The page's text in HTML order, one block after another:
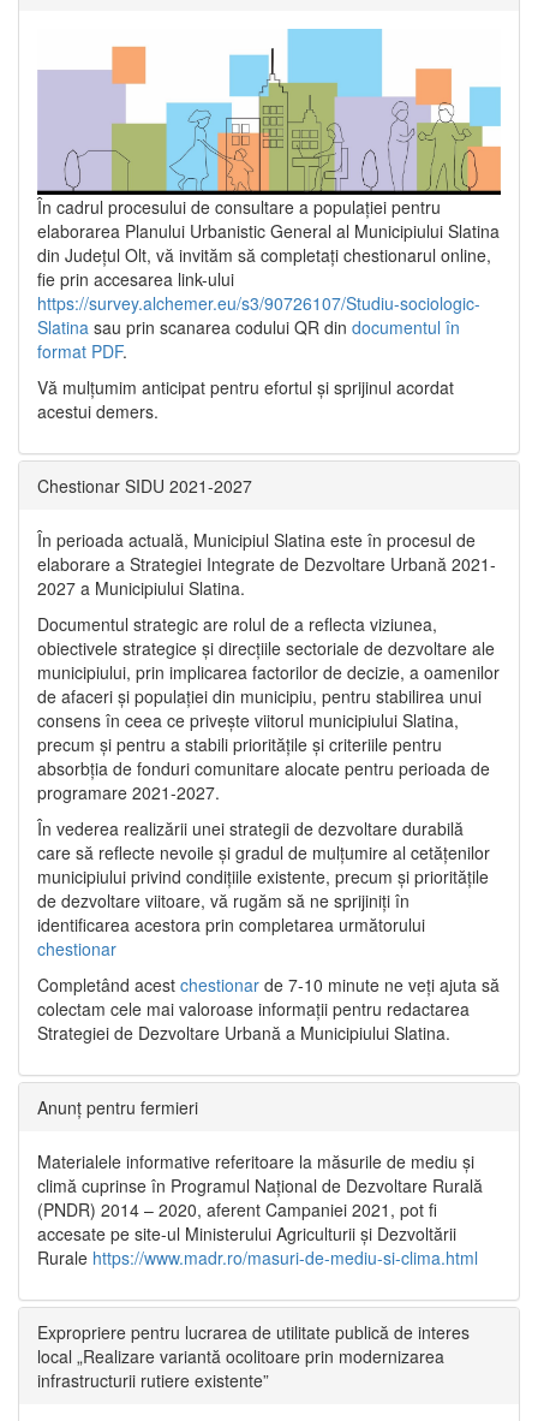
În cadrul procesului de consultare a populaţiei pentru
elaborarea Planului Urbanistic General al Municipiului Slatina
din Județul Olt, vă invităm să completați chestionarul online,
fie prin accesarea link-ului
https://survey.alchemer.eu/s3/90726107/Studiu-sociologic-
Slatina sau prin scanarea codului QR din documentul în
format PDF.
Vă mulţumim anticipat pentru efortul şi sprijinul acordat
acestui demers.
Chestionar SIDU 2021-2027
În perioada actuală, Municipiul Slatina este în procesul de
elaborare a Strategiei Integrate de Dezvoltare Urbană 2021‐
2027 a Municipiului Slatina.
Documentul strategic are rolul de a reflecta viziunea,
obiectivele strategice și direcțiile sectoriale de dezvoltare ale
municipiului, prin implicarea factorilor de decizie, a oamenilor
de afaceri și populației din municipiu, pentru stabilirea unui
consens în ceea ce privește viitorul municipiului Slatina,
precum și pentru a stabili prioritățile și criteriile pentru
absorbția de fonduri comunitare alocate pentru perioada de
programare 2021-2027.
În vederea realizării unei strategii de dezvoltare durabilă
care să reflecte nevoile și gradul de mulțumire al cetățenilor
municipiului privind condițiile existente, precum și prioritățile
de dezvoltare viitoare, vă rugăm să ne sprijiniți în
identificarea acestora prin completarea următorului
chestionar
Completând acest chestionar de 7-10 minute ne veți ajuta să
colectam cele mai valoroase informații pentru redactarea
Strategiei de Dezvoltare Urbană a Municipiului Slatina.
Anunț pentru fermieri
Materialele informative referitoare la măsurile de mediu și
climă cuprinse în Programul Național de Dezvoltare Rurală
(PNDR) 2014 – 2020, aferent Campaniei 2021, pot fi
accesate pe site-ul Ministerului Agriculturii și Dezvoltării
Rurale https://www.madr.ro/masuri-de-mediu-si-clima.html
Expropriere pentru lucrarea de utilitate publică de interes
local „Realizare variantă ocolitoare prin modernizarea
infrastructurii rutiere existente”